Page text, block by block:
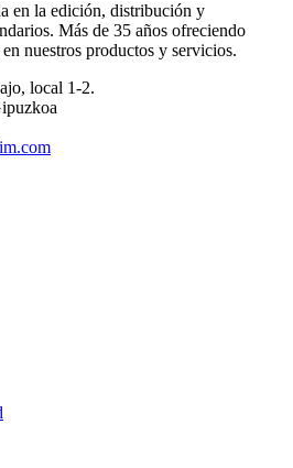
en la edición, distribución y
Más de 35 años ofreciendo
nuestros productos y servicios.
local 1-2.